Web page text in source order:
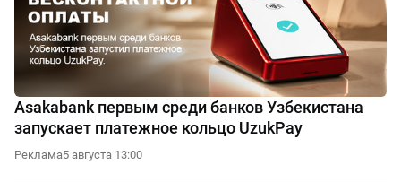
Asakabank первым среди банков Узбекистана
запускает платежное кольцо UzukPay
Реклама5 августа 13:00